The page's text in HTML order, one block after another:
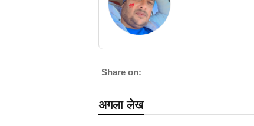
Share on:
अगला लेख